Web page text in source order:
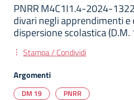
PNRR M4C1I1.4-2024-
divari negli apprendimenti
dispersione scolastica
Stampa / Condividi
Argomenti
DM 19 PNRR